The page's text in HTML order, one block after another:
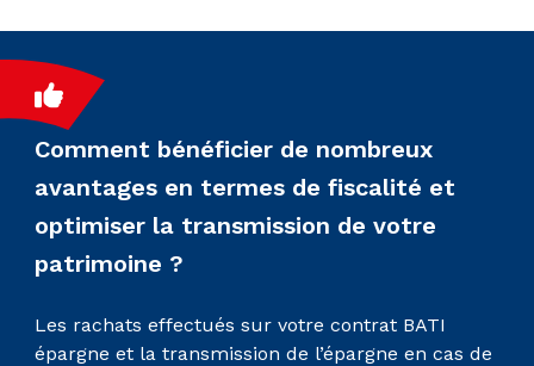
Comment bénéficier de nombreux
avantages en termes de fiscalité et
optimiser la transmission de votre
patrimoine ?
Les rachats effectués sur votre contrat BATI
épargne et la transmission de l’épargne en cas de